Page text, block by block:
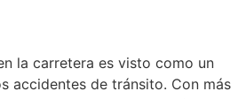
la carretera es visto como un
accidentes de tránsito. Con más